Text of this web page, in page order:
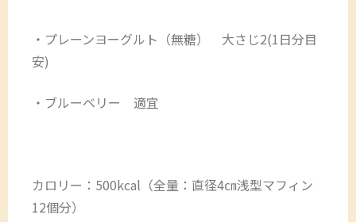
・プレーンヨーグルト（無糖） 大さじ2(1日分目
安)
・ブルーベリー 適宜
カロリー：500kcal（全量：直径4㎝浅型マフィン
12個分）